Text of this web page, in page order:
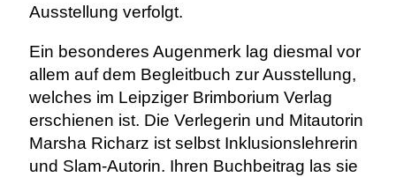
Ausstellung verfolgt.
Ein besonderes Augenmerk lag diesmal vor
allem auf dem Begleitbuch zur Ausstellung,
welches im Leipziger Brimborium Verlag
erschienen ist. Die Verlegerin und Mitautorin
Marsha Richarz ist selbst Inklusionslehrerin
und Slam-Autorin. Ihren Buchbeitrag las sie